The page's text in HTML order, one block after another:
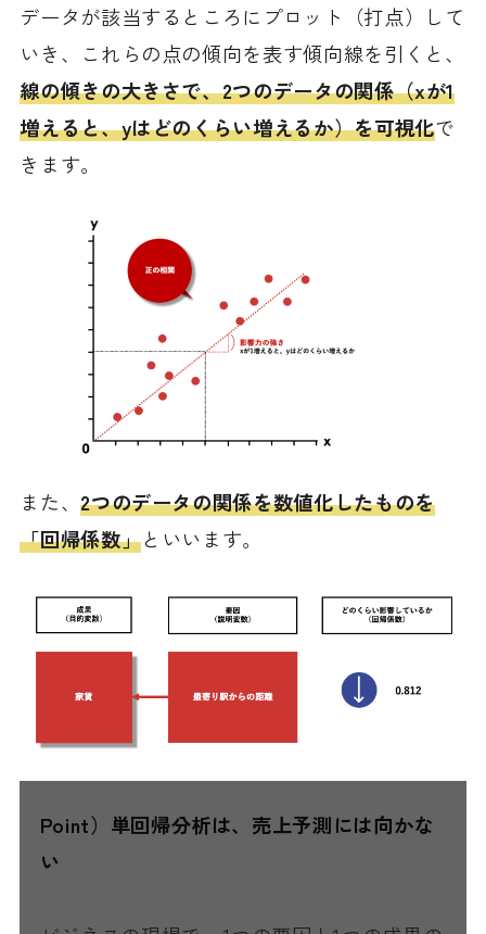
データが該当するところにプロット（打点）して
いき、これらの点の傾向を表す傾向線を引くと、
線の傾きの大きさで、2つのデータの関係（xが1
増えると、yはどのくらい増えるか）を可視化で
きます。
また、2つのデータの関係を数値化したものを
「回帰係数」といいます。
Point）単回帰分析は、売上予測には向かな
い